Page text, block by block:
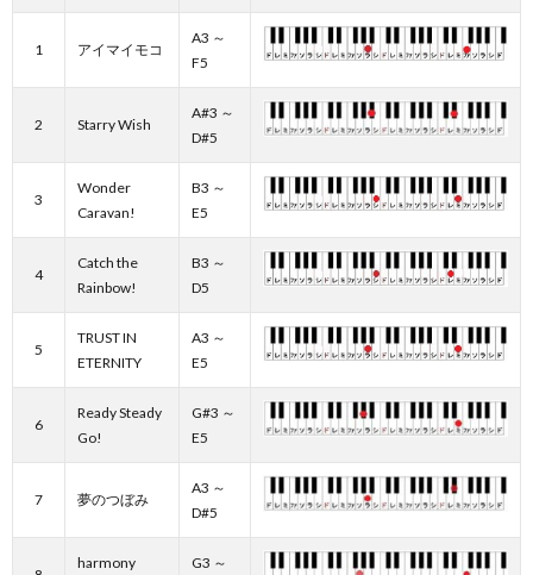
1 アイマイモコ
A3 ～
F5
2 Starry Wish
A#3 ～
D#5
3
Wonder
Caravan!
B3 ～
E5
4
Catch the
Rainbow!
B3 ～
D5
5
TRUST IN
ETERNITY
A3 ～
E5
6
Ready Steady
Go!
G#3 ～
E5
7 夢のつぼみ
A3 ～
D#5
harmony
G3 ～